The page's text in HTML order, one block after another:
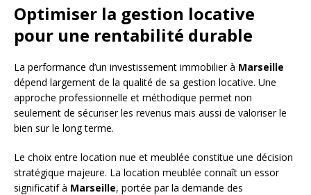
Optimiser la gestion locative
pour une rentabilité durable
La performance d’un investissement immobilier à Marseille
dépend largement de la qualité de sa gestion locative. Une
approche professionnelle et méthodique permet non
seulement de sécuriser les revenus mais aussi de valoriser le
bien sur le long terme.
Le choix entre location nue et meublée constitue une décision
stratégique majeure. La location meublée connaît un essor
significatif à Marseille, portée par la demande des